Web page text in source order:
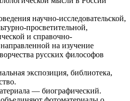
научно-исследовательской,
просветительной,
и справочно-
на изучение
русских философов
экспозиция, библиотека,
— биографический.